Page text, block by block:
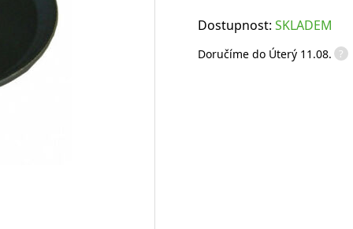
Dostupnost: SKLADEM
Doručíme do Úterý 11.08. ?